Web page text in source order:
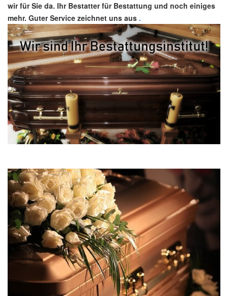
wir für Sie da. Ihr Bestatter für Bestattung und noch einiges
mehr. Guter Service zeichnet uns aus .